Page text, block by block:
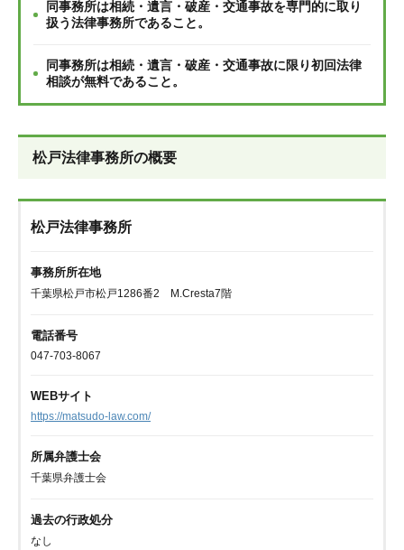
同事務所は相続・遺言・破産・交通事故を専門的に取り
扱う法律事務所であること。
同事務所は相続・遺言・破産・交通事故に限り初回法律
相談が無料であること。
松戸法律事務所の概要
松戸法律事務所
事務所所在地
千葉県松戸市松戸1286番2 M.Cresta7階
電話番号
047-703-8067
WEBサイト
https://matsudo-law.com/
所属弁護士会
千葉県弁護士会
過去の行政処分
なし